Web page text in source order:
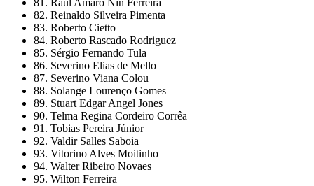
81. Raul Amaro Nin Ferreira
82. Reinaldo Silveira Pimenta
83. Roberto Cietto
84. Roberto Rascado Rodriguez
85. Sérgio Fernando Tula
86. Severino Elias de Mello
87. Severino Viana Colou
88. Solange Lourenço Gomes
89. Stuart Edgar Angel Jones
90. Telma Regina Cordeiro Corrêa
91. Tobias Pereira Júnior
92. Valdir Salles Saboia
93. Vitorino Alves Moitinho
94. Walter Ribeiro Novaes
95. Wilton Ferreira